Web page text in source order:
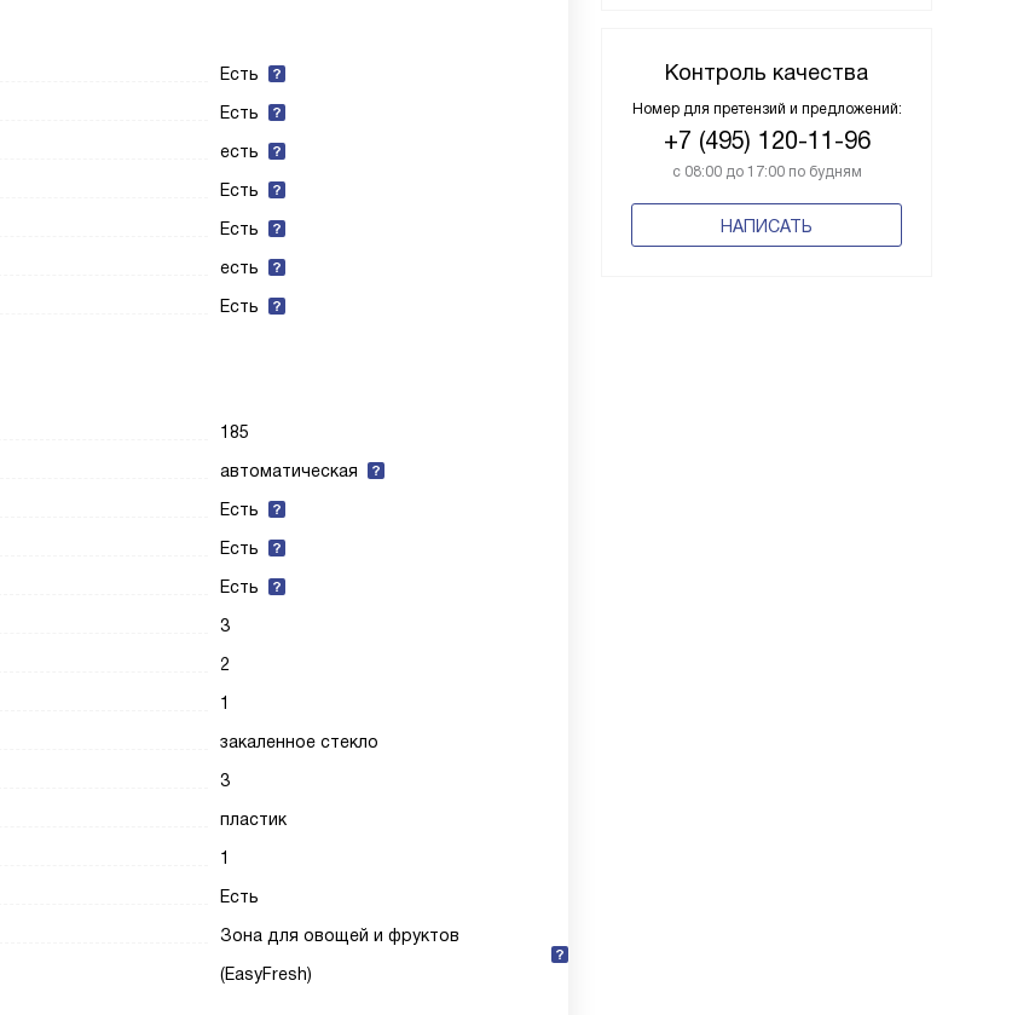
Контроль качества
Номер для претензий и предложений:
+7 (495) 120-11-96
с 08:00 до 17:00 по будням
НАПИСАТЬ
Есть
Есть
есть
Есть
Есть
есть
Есть
185
автоматическая
Есть
Есть
Есть
3
2
1
закаленное стекло
3
пластик
1
Есть
Зона для овощей и фруктов
(EasyFresh)